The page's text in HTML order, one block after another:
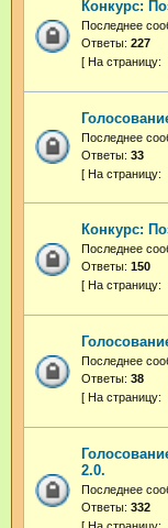
Конкурс:
Последнее
Ответы: 227
Последнее
Ответы: 33
Конкурс:
Последнее
Ответы: 150
Последнее
Ответы: 38
2.0.
Последнее
Ответы: 332